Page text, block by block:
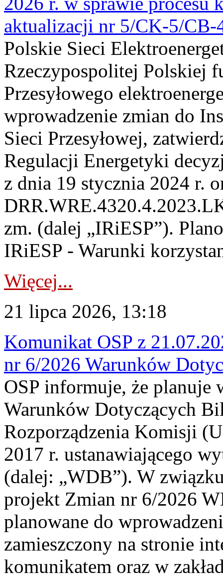
aktualizacji nr 5/CK-5/CB-
Polskie Sieci
Rzeczypospolitej Polskiej
Przesyłowego
wprowadzenie zmian do
Sieci Przesyłowej,
Regulacji Energetyki
z dnia 19 stycznia 2024 r.
zm. (dalej „IRiESP”).
IRiESP - Warunki
Więcej...
21 lipca 2026, 13:18
Komunikat OSP z
nr 6/2026 Warunków
OSP informuje, że planuje
Warunków Dotyczących
Rozporządzenia Komisji
2017 r. ustanawiającego
(dalej: „WDB”). W
projekt Zmian nr 6/2026
planowane do
zamieszczony na stronie
komunikatem oraz w